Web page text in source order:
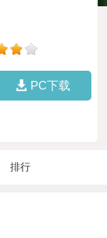
PC下载
排行